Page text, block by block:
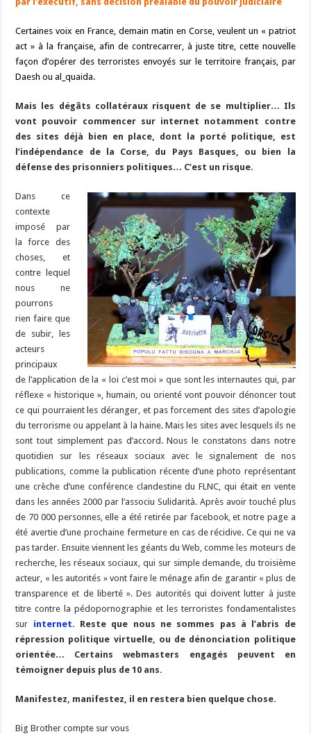
Certaines voix en France, demain matin en Corse, veulent un « patriot
act » à la française, afin de contrecarrer, à juste titre, cette nouvelle
façon d’opérer des terroristes envoyés sur le territoire français, par
Daesh ou al_quaida.
Mais les dégâts collatéraux risquent de se multiplier… Ils
vont pouvoir commencer sur internet notamment contre
des sites déjà bien en place, dont la porté politique, est
l’indépendance de la Corse, du Pays Basques, ou bien la
défense des prisonniers politiques… C’est un risque.
Dans ce
contexte
imposé par
la force des
choses, et
contre lequel
nous ne
pourrons
rien faire que
de subir, les
acteurs
principaux
de l’application de la « loi c’est moi » que sont les internautes qui, par
réflexe « historique », humain, ou orienté vont pouvoir dénoncer tout
ce qui pourraient les déranger, et pas forcement des sites d’apologie
du terrorisme ou appelant à la haine. Mais les sites avec lesquels ils ne
sont tout simplement pas d’accord. Nous le constatons dans notre
quotidien sur les réseaux sociaux avec le signalement de nos
publications, comme la publication récente d’une photo représentant
une crèche d’une conférence clandestine du FLNC, qui était en vente
dans les années 2000 par l’associu Sulidarità. Après avoir touché plus
de 70 000 personnes, elle a été retirée par facebook, et notre page a
été avertie d’une prochaine fermeture en cas de récidive. Ce qui ne va
pas tarder. Ensuite viennent les géants du Web, comme les moteurs de
recherche, les réseaux sociaux, qui sur simple demande, du troisième
acteur, « les autorités » vont faire le ménage afin de garantir « plus de
transparence et de liberté ». Des autorités qui doivent lutter à juste
titre contre la pédopornographie et les terroristes fondamentalistes
sur internet. Reste que nous ne sommes pas à l’abris de
répression politique virtuelle, ou de dénonciation politique
orientée… Certains webmasters engagés peuvent en
témoigner depuis plus de 10 ans.
Manifestez, manifestez, il en restera bien quelque chose.
Big Brother compte sur vous